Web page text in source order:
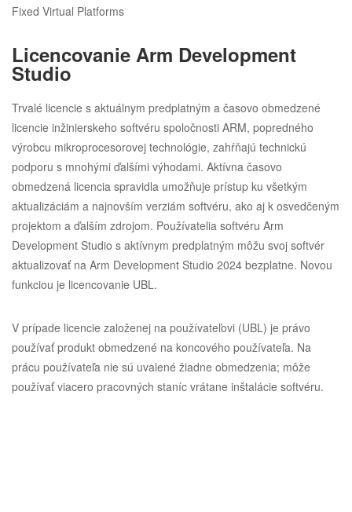
Fixed Virtual Platforms
Licencovanie Arm Development
Studio
Trvalé licencie s aktuálnym predplatným a časovo obmedzené
licencie inžinierskeho softvéru spoločnosti ARM, popredného
výrobcu mikroprocesorovej technológie, zahŕňajú technickú
podporu s mnohými ďalšími výhodami. Aktívna časovo
obmedzená licencia spravidla umožňuje prístup ku všetkým
aktualizáciám a najnovším verziám softvéru, ako aj k osvedčeným
projektom a ďalším zdrojom. Používatelia softvéru Arm
Development Studio s aktívnym predplatným môžu svoj softvér
aktualizovať na Arm Development Studio 2024 bezplatne. Novou
funkciou je licencovanie UBL.
V prípade licencie založenej na používateľovi (UBL) je právo
používať produkt obmedzené na koncového používateľa. Na
prácu používateľa nie sú uvalené žiadne obmedzenia; môže
používať viacero pracovných staníc vrátane inštalácie softvéru.